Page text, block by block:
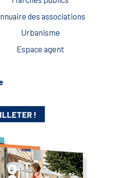
des associations
Urbanisme
Espace agent
!